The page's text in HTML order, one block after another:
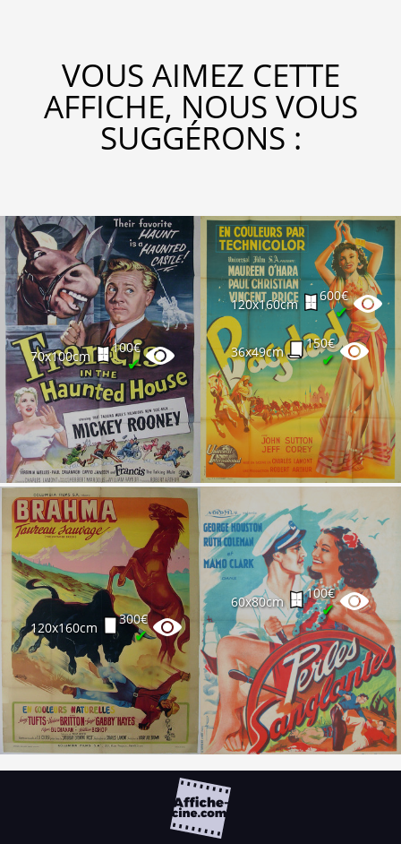
VOUS AIMEZ CETTE
AFFICHE, NOUS VOUS
SUGGÉRONS :
70x100cm
100€
✔
120x160cm
600€
✔
36x49cm
150€
✔
120x160cm
300€
✔
60x80cm
100€
✔